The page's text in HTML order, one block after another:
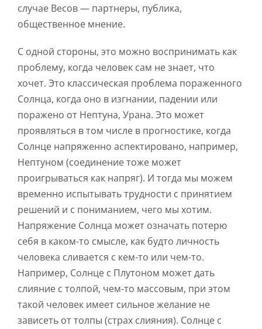
случае Весов — партнеры, публика,
общественное мнение.
С одной стороны, это можно воспринимать как
проблему, когда человек сам не знает, что
хочет. Это классическая проблема пораженного
Солнца, когда оно в изгнании, падении или
поражено от Нептуна, Урана. Это может
проявляться в том числе в прогностике, когда
Солнце напряженно аспектировано, например,
Нептуном (соединение тоже может
проигрываться как напряг). И тогда мы можем
временно испытывать трудности с принятием
решений и с пониманием, чего мы хотим.
Напряжение Солнца может означать потерю
себя в каком-то смысле, как будто личность
человека сливается с кем-то или чем-то.
Например, Солнце с Плутоном может дать
слияние с толпой, чем-то массовым, при этом
такой человек имеет сильное желание не
зависеть от толпы (страх слияния). Солнце с